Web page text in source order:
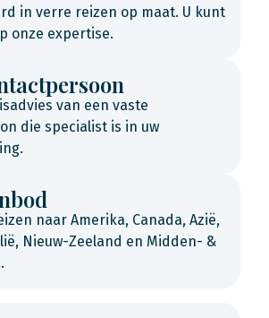
in verre reizen op maat. U kunt
onze expertise.
van een vaste
die specialist is in uw
naar Amerika, Canada, Azië,
Nieuw-Zeeland en Midden- &